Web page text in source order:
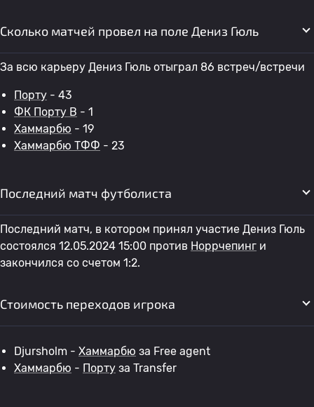
Сколько матчей провел на поле Дениз Гюль
За всю карьеру Дениз Гюль отыграл 86 встреч/встречи
Порту - 43
ФК Порту B - 1
Хаммарбю - 19
Хаммарбю ТФФ - 23
Последний матч футболиста
Последний матч, в котором принял участие Дениз Гюль
состоялся 12.05.2024 15:00 против Норрчепинг и
закончился со счетом 1:2.
Стоимость переходов игрока
Djursholm - Хаммарбю за Free agent
Хаммарбю - Порту за Transfer